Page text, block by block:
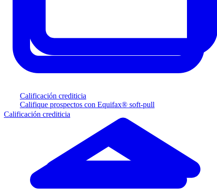
Calificación crediticia
Califique prospectos con Equifax® soft-pull
Calificación crediticia